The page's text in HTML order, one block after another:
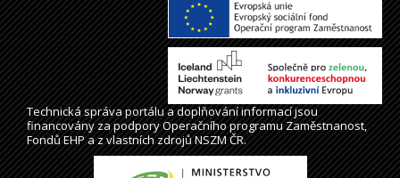
Technická správaportálua doplňování informací jsou
financovány za podpory Operačního programu Zaměstnanost,
Fondů EHP a z vlastních zdrojů NSZM ČR.